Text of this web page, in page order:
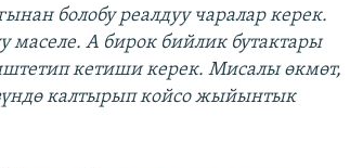
болобу реалдуу чаралар керек.
маселе. А бирок бийлик бутактары
кетиши керек. Мисалы өкмөт,
калтырып койсо жыйынтык